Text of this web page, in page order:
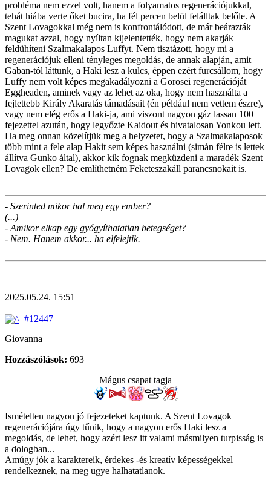
probléma nem ezzel volt, hanem a folyamatos regenerációjukkal,
tehát hiába verte őket bucira, ha fél percen belül felálltak belőle. A
Szent Lovagokkal még nem is konfrontálódott, de már beárazták
magukat azzal, hogy nyíltan kijelentették, hogy nem akarják
feldühíteni Szalmakalapos Luffyt. Nem tisztázott, hogy mi a
regenerációjuk elleni tényleges megoldás, de annak alapján, amit
Gaban-tól láttunk, a Haki lesz a kulcs, éppen ezért furcsállom, hogy
Luffy nem volt képes megakadályozni a Gorosei regenerációját
Eggheaden, aminek vagy az lehet az oka, hogy nem használta a
fejlettebb Király Akaratás támadásait (én például nem vettem észre),
vagy nem elég erős a Haki-ja, ami viszont nagyon gáz lassan 100
fejezettel azután, hogy legyőzte Kaidout és hivatalosan Yonkou lett.
Ha meg onnan közelítjük meg a helyzetet, hogy a Szalmakalaposok
több mint a fele alap Hakit sem képes használni (simán félre is lettek
állítva Gunko által), akkor kik fognak megküzdeni a maradék Szent
Lovagok ellen? De említhetném Feketeszakáll parancsnokait is.
- Szerinted mikor hal meg egy ember?
(...)
- Amikor elkap egy gyógyíthatatlan betegséget?
- Nem. Hanem akkor... ha elfelejtik.
2025.05.24. 15:51
#12447
Giovanna
Hozzászólások: 693
Mágus csapat tagja
Ismételten nagyon jó fejezeteket kaptunk. A Szent Lovagok
regenerációjára úgy tűnik, hogy a nagyon erős Haki lesz a
megoldás, de lehet, hogy azért lesz itt valami másmilyen turpisság is
a dologban...
Amúgy jók a karaktereik, érdekes -és kreatív képességekkel
rendelkeznek, na meg ugye halhatatlanok.